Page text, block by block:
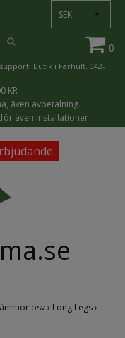
SEK
0
Butik i Farhult. 042-
KR
även avbetalning.
även installationer
osv› Long Legs›